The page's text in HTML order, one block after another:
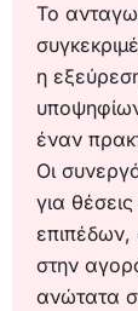
Το
η
έναν
Οι
για
στην
ανώτατα